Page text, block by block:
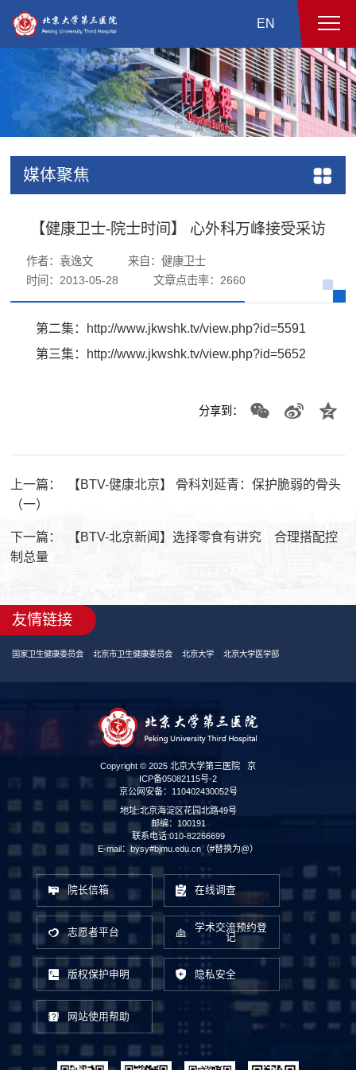
EN
媒体聚焦
【健康卫士-院士时间】 心外科万峰接受采访
作者：袁逸文
来自：健康卫士
时间：2013-05-28
文章点击率： 2660
第二集： http://www.jkwshk.tv/view.php?id=5591
第三集： http://www.jkwshk.tv/view.php?id=5652
分享到：
上一篇：
【BTV-健康北京】 骨科刘延青：保护脆弱的骨头
（一）
下一篇：
【BTV-北京新闻】选择零食有讲究 合理搭配控
制总量
友情链接
国家卫生健康委员会 北京市卫生健康委员会 北京大学 北京大学医学部
Copyright © 2025 北京大学第三医院 京
ICP备05082115号-2
京公网安备：110402430052号
地址:北京海淀区花园北路49号
邮编：100191
联系电话:010-82266699
E-mail：bysy#bjmu.edu.cn（#替换为@）
院长信箱 在线调查
志愿者平台
学术交流预约登
记
版权保护申明 隐私安全
网站使用帮助